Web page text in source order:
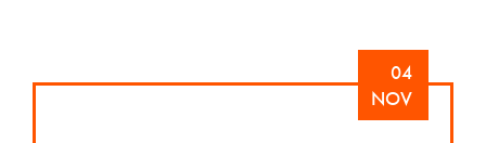
04
NOV